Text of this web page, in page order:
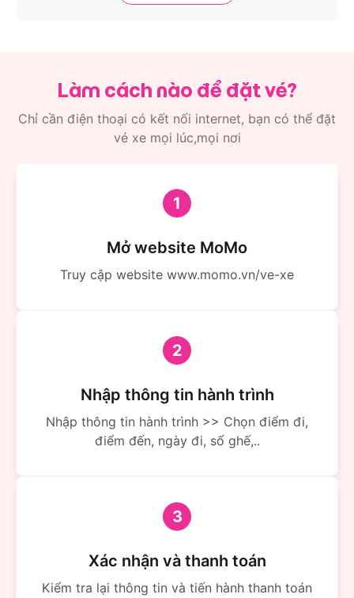
Làm cách nào để đặt vé?
Chỉ cần điện thoại có kết nối internet, bạn có thể đặt
vé xe mọi lúc,mọi nơi
1
Mở website MoMo
Truy cập website www.momo.vn/ve-xe
2
Nhập thông tin hành trình
Nhập thông tin hành trình >> Chọn điểm đi,
điểm đến, ngày đi, số ghế,..
3
Xác nhận và thanh toán
Kiểm tra lại thông tin và tiến hành thanh toán